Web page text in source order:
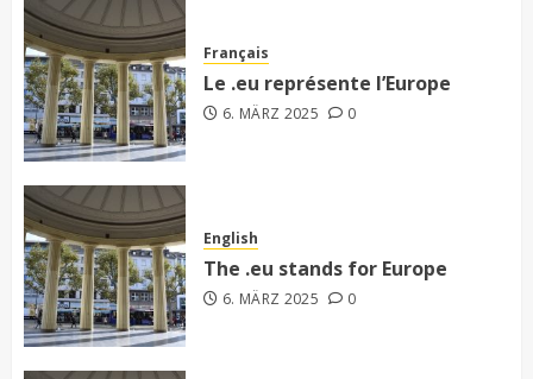
Français
Le .eu représente l’Europe
6. MÄRZ 2025 0
English
The .eu stands for Europe
6. MÄRZ 2025 0